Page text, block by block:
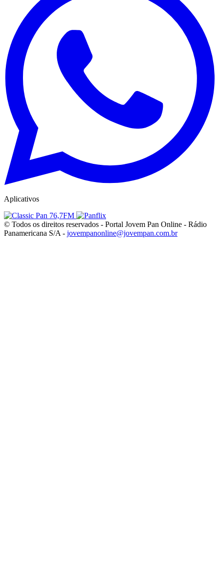
Aplicativos
© Todos os direitos reservados - Portal Jovem Pan Online - Rádio
Panamericana S/A - jovempanonline@jovempan.com.br